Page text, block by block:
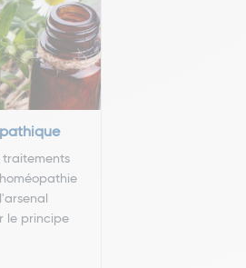
le principe